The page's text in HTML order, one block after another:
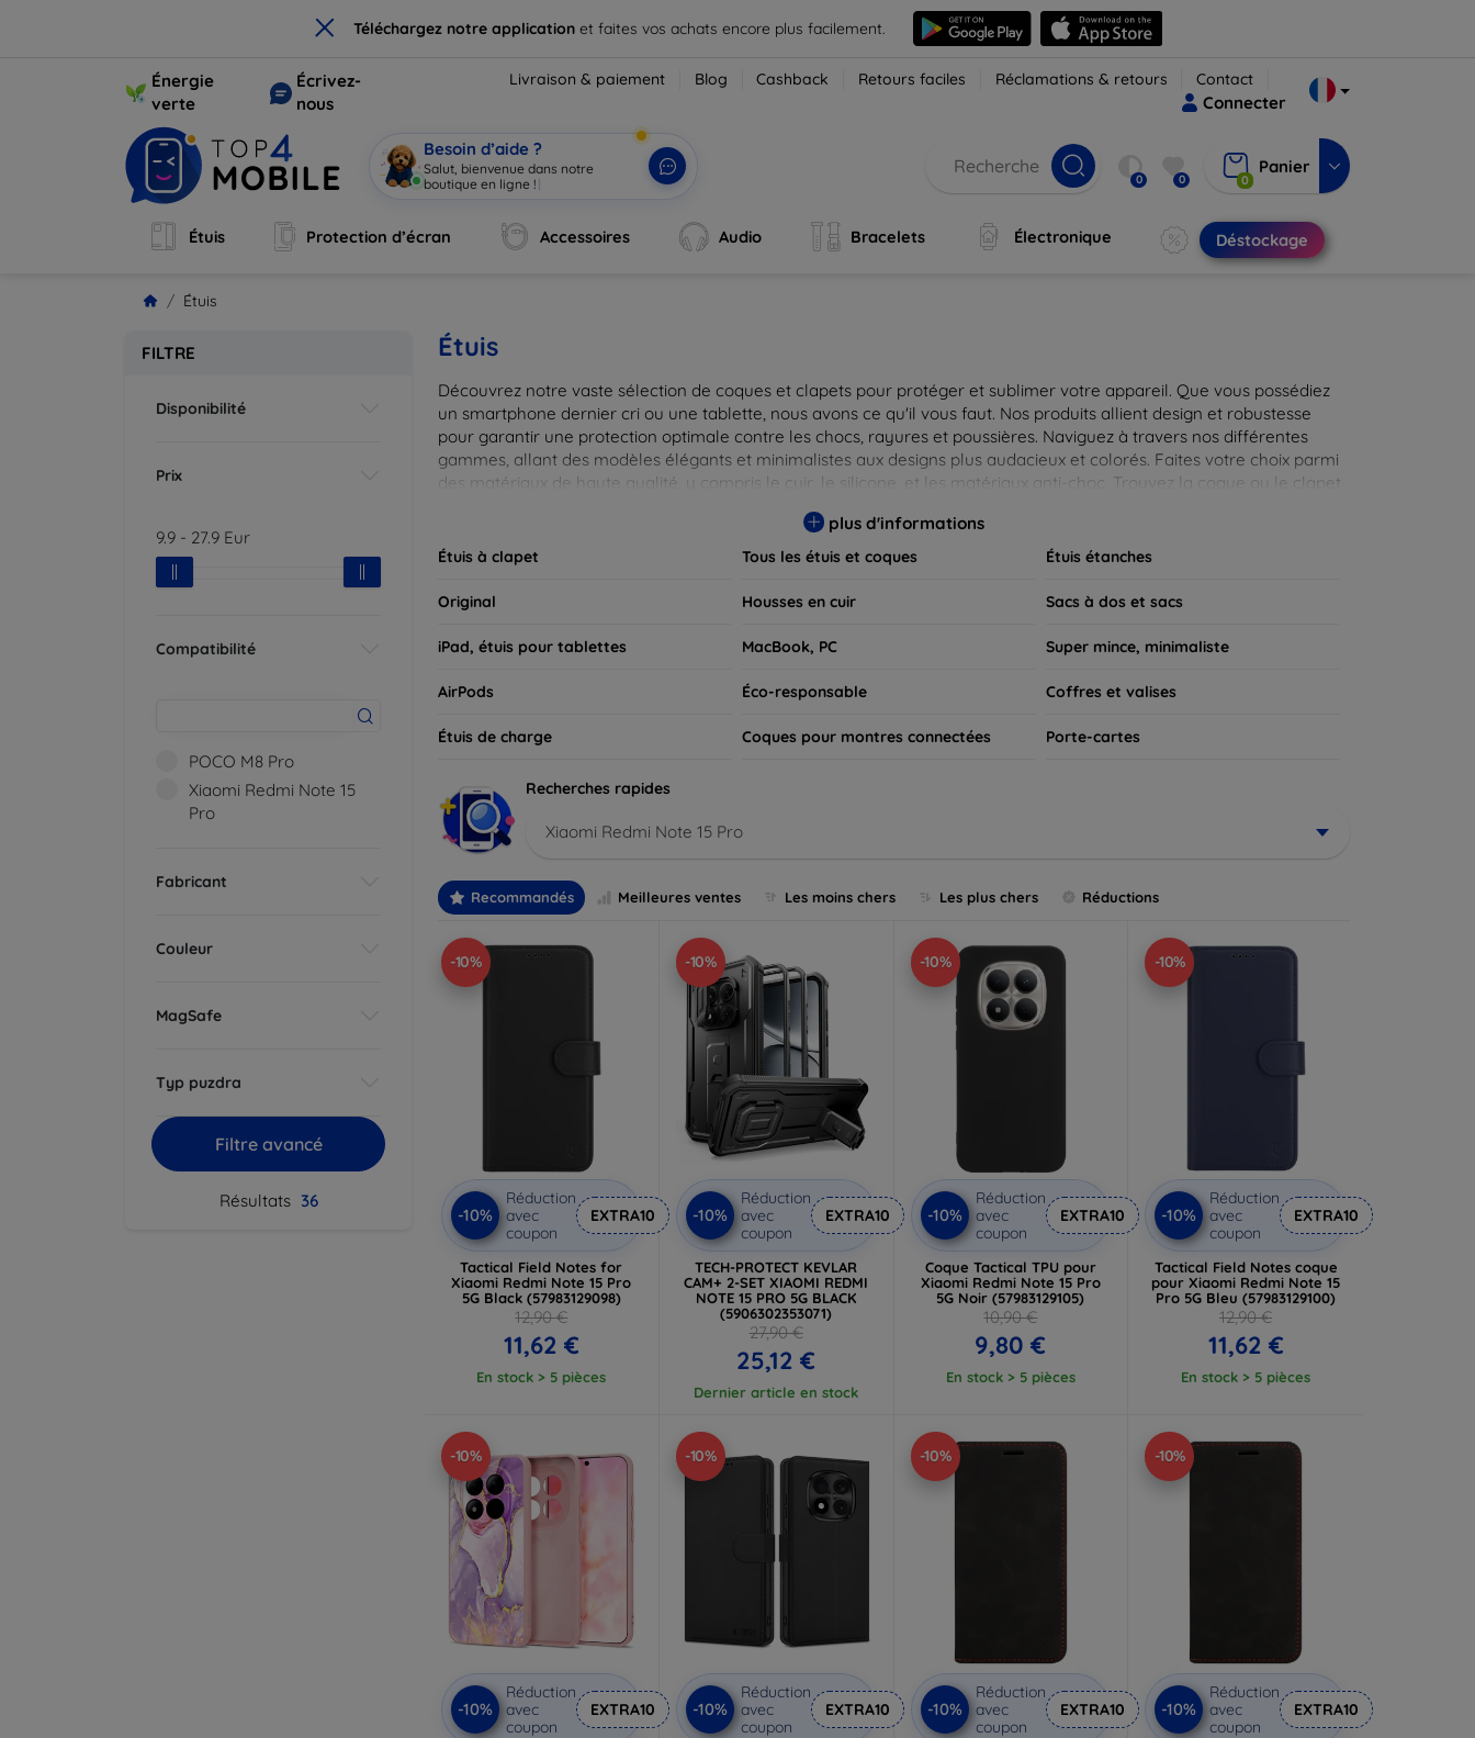
× Téléchargez notre application et faites vos achats encore plus facilement.
Énergie
verte
Écrivez-
nous
Livraison & paiement Blog Cashback Retours faciles Réclamations & retours Contact
Connecter
Besoin d’aide ?
Je| 0 0 0
Panier
Étuis Protection d’écran Accessoires Audio Bracelets Électronique Déstockage
Étuis
FILTRE
Disponibilité
Prix
9.9 - 27.9 Eur
Compatibilité
POCO M8 Pro
Xiaomi Redmi Note 15
Pro
Fabricant
Couleur
MagSafe
Typ puzdra
Filtre avancé
Résultats 36
Étuis
Découvrez notre vaste sélection de coques et clapets pour protéger et sublimer votre appareil. Que vous possédiez
un smartphone dernier cri ou une tablette, nous avons ce qu'il vous faut. Nos produits allient design et robustesse
pour garantir une protection optimale contre les chocs, rayures et poussières. Naviguez à travers nos différentes
gammes, allant des modèles élégants et minimalistes aux designs plus audacieux et colorés. Faites votre choix parmi
des matériaux de haute qualité, y compris le cuir, le silicone, et les matériaux anti-choc. Trouvez la coque ou le clapet
plus d'informations
Étuis à clapet Tous les étuis et coques Étuis étanches
Original Housses en cuir Sacs à dos et sacs
iPad, étuis pour tablettes MacBook, PC Super mince, minimaliste
AirPods Éco-responsable Coffres et valises
Étuis de charge Coques pour montres connectées Porte-cartes
Recherches rapides
Xiaomi Redmi Note 15 Pro
Recommandés Meilleures ventes Les moins chers Les plus chers Réductions
-10%
-10%
Réduction
avec
coupon
EXTRA10
Tactical Field Notes for
Xiaomi Redmi Note 15 Pro
5G Black (57983129098)
12,90 €
11,62 €
En stock > 5 pièces
-10%
-10%
Réduction
avec
coupon
EXTRA10
TECH-PROTECT KEVLAR
CAM+ 2-SET XIAOMI REDMI
NOTE 15 PRO 5G BLACK
(5906302353071)
27,90 €
25,12 €
Dernier article en stock
-10%
-10%
Réduction
avec
coupon
EXTRA10
Coque Tactical TPU pour
Xiaomi Redmi Note 15 Pro
5G Noir (57983129105)
10,90 €
9,80 €
En stock > 5 pièces
-10%
-10%
Réduction
avec
coupon
EXTRA10
Tactical Field Notes coque
pour Xiaomi Redmi Note 15
Pro 5G Bleu (57983129100)
12,90 €
11,62 €
En stock > 5 pièces
-10%
-10%
Réduction
avec
coupon
EXTRA10
-10%
-10%
Réduction
avec
coupon
EXTRA10
-10%
-10%
Réduction
avec
coupon
EXTRA10
-10%
-10%
Réduction
avec
coupon
EXTRA10